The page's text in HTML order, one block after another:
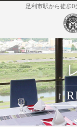
足利市駅から徒歩